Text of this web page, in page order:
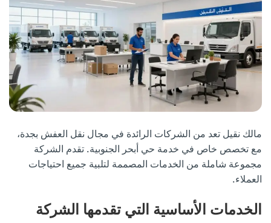
مالك نقيل تعد من الشركات الرائدة في مجال نقل العفش بجدة،
مع تخصص خاص في خدمة حي أبحر الجنوبية. تقدم الشركة
مجموعة شاملة من الخدمات المصممة لتلبية جميع احتياجات
العملاء.
الخدمات الأساسية التي تقدمها الشركة